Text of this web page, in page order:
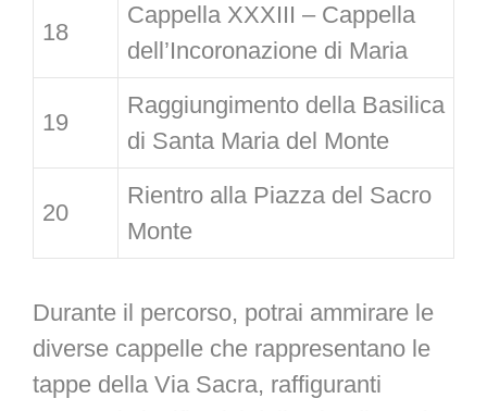
18
Cappella XXXIII – Cappella
dell’Incoronazione di Maria
19
Raggiungimento della Basilica
di Santa Maria del Monte
20
Rientro alla Piazza del Sacro
Monte
Durante il percorso, potrai ammirare le
diverse cappelle che rappresentano le
tappe della Via Sacra, raffiguranti